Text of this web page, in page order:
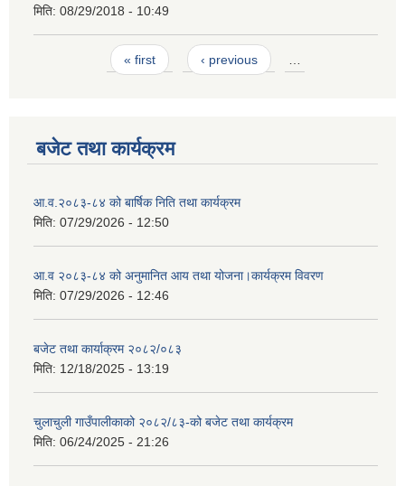
मिति: 08/29/2018 - 10:49
« first ‹ previous …
बजेट तथा कार्यक्रम
आ.व.२०८३-८४ को बार्षिक निति तथा कार्यक्रम
मिति: 07/29/2026 - 12:50
आ.व २०८३-८४ को अनुमानित आय तथा योजना।कार्यक्रम विवरण
मिति: 07/29/2026 - 12:46
बजेट तथा कार्याक्रम २०८२/०८३
मिति: 12/18/2025 - 13:19
चुलाचुली गाउँपालीकाको २०८२/८३-को बजेट तथा कार्यक्रम
मिति: 06/24/2025 - 21:26